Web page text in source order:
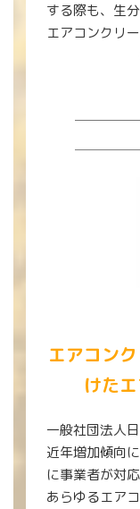
する際も、生
エアコンクリ
エアコン
けた
一般社団法人
近年増加傾向
に事業者が対
あらゆるエア